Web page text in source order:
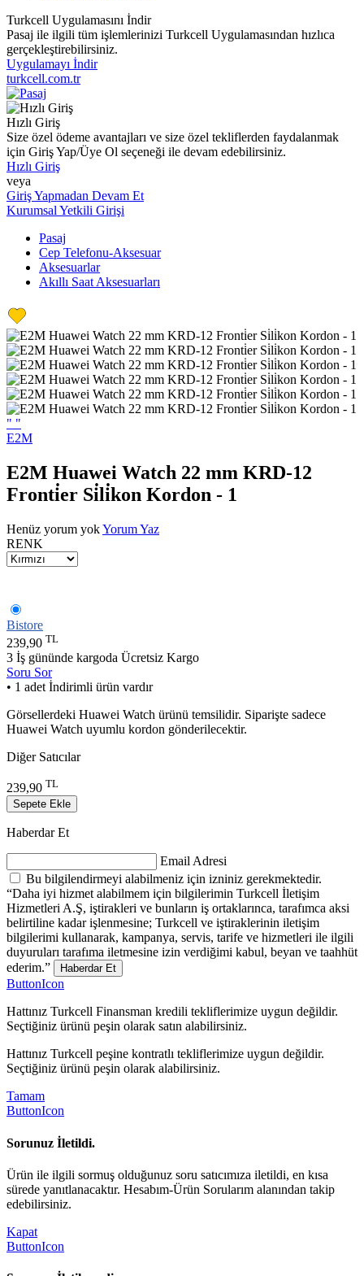
Turkcell Uygulamasını İndir
Pasaj ile ilgili tüm işlemlerinizi Turkcell Uygulamasından hızlıca
gerçekleştirebilirsiniz.
Uygulamayı İndir
turkcell.com.tr
Hızlı Giriş
Size özel ödeme avantajları ve size özel tekliflerden faydalanmak
için Giriş Yap/Üye Ol seçeneği ile devam edebilirsiniz.
Hızlı Giriş
veya
Giriş Yapmadan Devam Et
Kurumsal Yetkili Girişi
Pasaj
Cep Telefonu-Aksesuar
Aksesuarlar
Akıllı Saat Aksesuarları
" "
E2M
E2M Huawei Watch 22 mm KRD-12
Fronti̇er Si̇li̇kon Kordon - 1
Henüz yorum yokYorum Yaz
RENK
Bistore
239,90 TL
3 İş gününde kargoda Ücretsiz Kargo
Soru Sor
• 1 adet İndirimli ürün vardır
​Görsellerdeki Huawei Watch ürünü temsilidir. Siparişte sadece
Huawei Watch uyumlu kordon gönderilecektir.​
Diğer Satıcılar
239,90 TL
Sepete Ekle
Haberdar Et
Email Adresi
Bu bilgilendirmeyi alabilmeniz için izniniz gerekmektedir.
“Daha iyi hizmet alabilmem için bilgilerimin Turkcell İletişim
Hizmetleri A.Ş, iştirakleri ve bunların iş ortaklarınca, tarafımca aksi
belirtiline kadar işlenmesine; Turkcell ve iştiraklerinin iletişim
bilgilerimi kullanarak, kampanya, servis, tarife ve hizmetleri ile ilgili
duyuruları tarafıma iletmesine izin verdiğimi kabul, beyan ve taahhüt
ederim.”
Haberdar Et
ButtonIcon
Hattınız Turkcell Finansman kredili tekliflerimize uygun değildir.
Seçtiğiniz ürünü peşin olarak satın alabilirsiniz.
Hattınız Turkcell peşine kontratlı tekliflerimize uygun değildir.
Seçtiğiniz ürünü peşin olarak alabilirsiniz.
Tamam
ButtonIcon
Sorunuz İletildi.
Ürün ile ilgili sormuş olduğunuz soru satıcımıza iletildi, en kısa
sürede yanıtlanacaktır. Hesabım-Ürün Sorularım alanından takip
edebilirsiniz.
Kapat
ButtonIcon